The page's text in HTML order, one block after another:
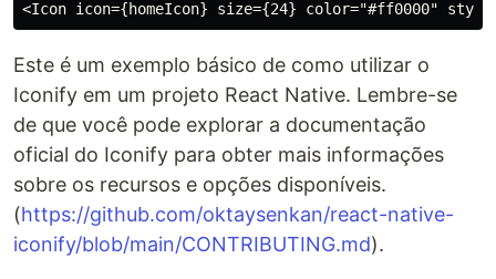
Este é um exemplo básico de como utilizar o
Iconify em um projeto React Native. Lembre-se
de que você pode explorar a documentação
oficial do Iconify para obter mais informações
sobre os recursos e opções disponíveis.
(https://github.com/oktaysenkan/react-native-
iconify/blob/main/CONTRIBUTING.md).